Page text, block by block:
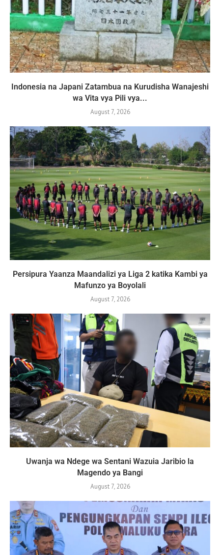
Indonesia na Japani Zatambua na Kurudisha Wanajeshi
wa Vita vya Pili vya...
August 7, 2026
Persipura Yaanza Maandalizi ya Liga 2 katika Kambi ya
Mafunzo ya Boyolali
August 7, 2026
Uwanja wa Ndege wa Sentani Wazuia Jaribio la
Magendo ya Bangi
August 7, 2026